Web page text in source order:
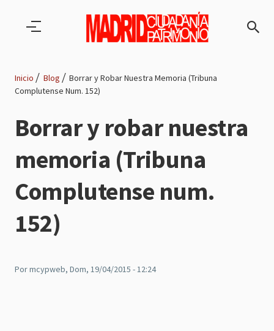
de
navegación
Inicio Blog
Borrar y Robar Nuestra Memoria (Tribuna
Complutense Num. 152)
Borrar y robar nuestra
memoria (Tribuna
Complutense num.
152)
Pormcypweb, Dom, 19/04/2015 - 12:24